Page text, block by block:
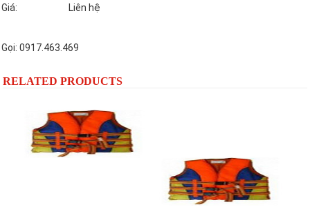
Giá:
Liên hệ
Gọi: 0917.463.469
RELATED PRODUCTS